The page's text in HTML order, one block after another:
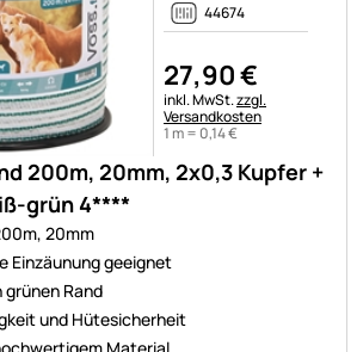
200m, 20mm, 2x0,3 Kupfer +
grün 4****
20mm
Einzäunung geeignet
Rand
und Hütesicherheit
44674
27,90€
Steuerhinweis:
inkl. MwSt.zzgl.
Versandkosten
1 m = 0,14€